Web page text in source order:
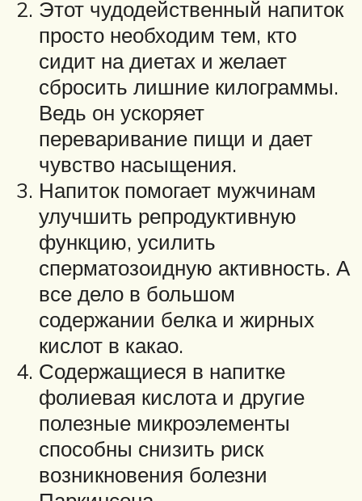
Этот чудодейственный напиток
просто необходим тем, кто
сидит на диетах и желает
сбросить лишние килограммы.
Ведь он ускоряет
переваривание пищи и дает
чувство насыщения.
Напиток помогает мужчинам
улучшить репродуктивную
функцию, усилить
сперматозоидную активность. А
все дело в большом
содержании белка и жирных
кислот в какао.
Содержащиеся в напитке
фолиевая кислота и другие
полезные микроэлементы
способны снизить риск
возникновения болезни